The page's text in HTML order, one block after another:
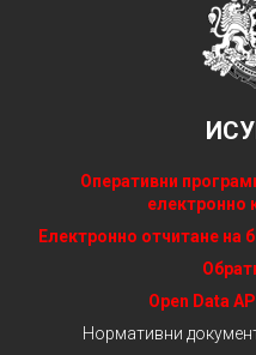
Оперативни
електронно
Електронно отчитане на
Open Data
Нормативни